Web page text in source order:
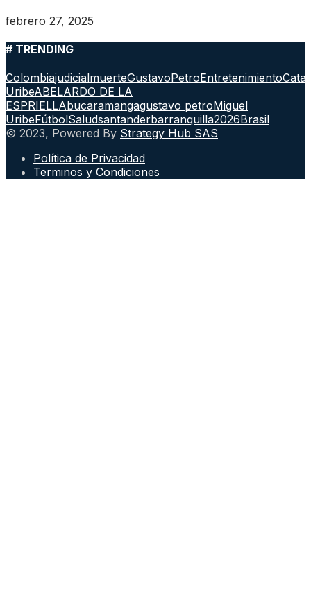
febrero 27, 2025
# TRENDING
ColombiajudicialmuerteGustavoPetroEntretenimiento
UribeABELARDO DE LA
ESPRIELLAbucaramangagustavo petroMiguel
UribeFútbolSaludsantanderbarranquilla2026Brasil
© 2023, Powered By Strategy Hub SAS
Política de Privacidad
Terminos y Condiciones